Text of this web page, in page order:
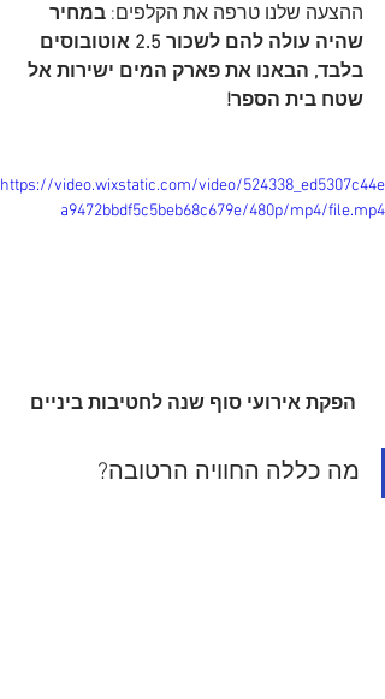
ההצעה שלנו טרפה את הקלפים: במחיר
שהיה עולה להם לשכור 2.5 אוטובוסים
בלבד, הבאנו את פארק המים ישירות אל
שטח בית הספר!
https://video.wixstatic.com/video/524338_ed5307c44e
a9472bbdf5c5beb68c679e/480p/mp4/file.mp4
הפקת אירועי סוף שנה לחטיבות ביניים
מה כללה החוויה הרטובה?